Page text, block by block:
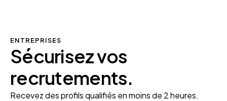
ENTREPRISES
Sécurisez vos
recrutements.
Recevez des profils qualifiés en moins de 2 heures.